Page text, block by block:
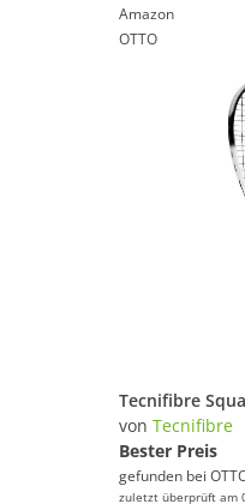
Amazon
OTTO
von Tecnifibre
Bester Preis
gefunden bei
zuletzt überprüft am